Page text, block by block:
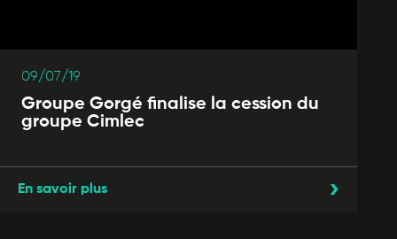
09/07/19
Groupe Gorgé finalise la cession du
groupe Cimlec
En savoir plus